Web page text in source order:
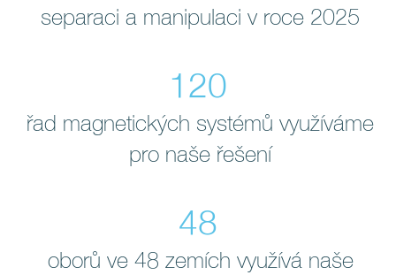
separaci a manipulaci v roce 2025
120
řad magnetických systémů využíváme
pro naše řešení
48
oborů ve 48 zemích využívá naše